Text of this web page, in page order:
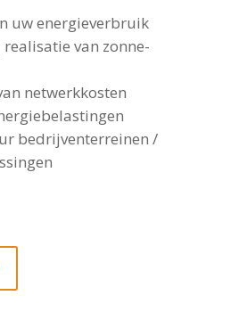
uw energieverbruik
van zonne-
netwerkkosten
bedrijventerreinen /